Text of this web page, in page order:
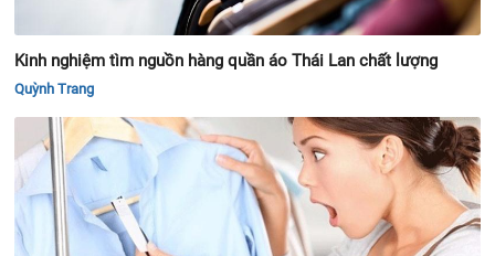
Kinh nghiệm tìm nguồn hàng quần áo Thái Lan chất lượng
Quỳnh Trang